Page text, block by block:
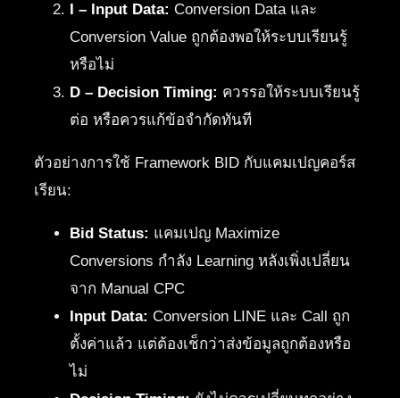
I – Input Data: Conversion Data และ
Conversion Value ถูกต้องพอให้ระบบเรียนรู้
หรือไม่
D – Decision Timing: ควรรอให้ระบบเรียนรู้
ต่อ หรือควรแก้ข้อจำกัดทันที
ตัวอย่างการใช้ Framework BID กับแคมเปญคอร์ส
เรียน:
Bid Status: แคมเปญ Maximize
Conversions กำลัง Learning หลังเพิ่งเปลี่ยน
จาก Manual CPC
Input Data: Conversion LINE และ Call ถูก
ตั้งค่าแล้ว แต่ต้องเช็กว่าส่งข้อมูลถูกต้องหรือ
ไม่